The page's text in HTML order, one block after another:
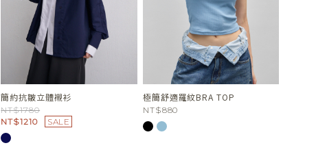
簡約抗皺立體襯衫
NT$1780
NT$1210
SALE
極簡舒適羅紋BRA TOP
NT$880